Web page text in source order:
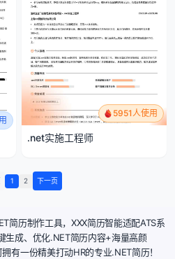
5951人使用
.net实施工程师
1 2 下一页
简历制作工具，XXX简历智能适配ATS系
生成、优化.NET简历内容+海量高颜
有一份精美打动HR的专业.NET简历！